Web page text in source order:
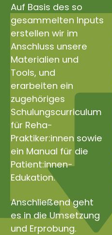
Auf Basis des so
gesammelten Inputs
erstellen wir im
Anschluss unsere
Materialien und
Tools, und
erarbeiten ein
zugehöriges
Schulungscurriculum
für Reha-
Praktiker:innen sowie
ein Manual für die
Patient:innen-
Edukation.
Anschließend geht
es in die Umsetzung
und Erprobung.